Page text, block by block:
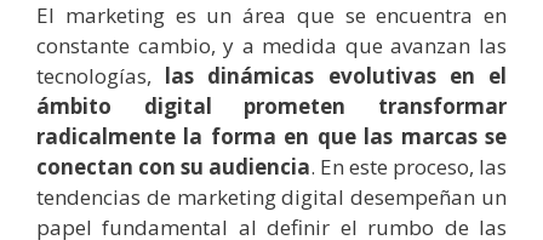
El marketing es un área que se encuentra en
constante cambio, y a medida que avanzan las
tecnologías, las dinámicas evolutivas en el
ámbito digital prometen transformar
radicalmente la forma en que las marcas se
conectan con su audiencia. En este proceso, las
tendencias de marketing digital desempeñan un
papel fundamental al definir el rumbo de las